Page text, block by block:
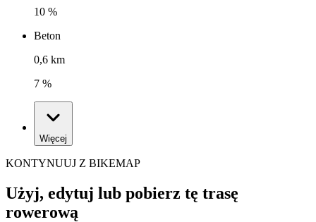
10 %
Beton
0,6 km
7 %
Więcej
KONTYNUUJ Z BIKEMAP
Użyj, edytuj lub pobierz tę trasę
rowerową